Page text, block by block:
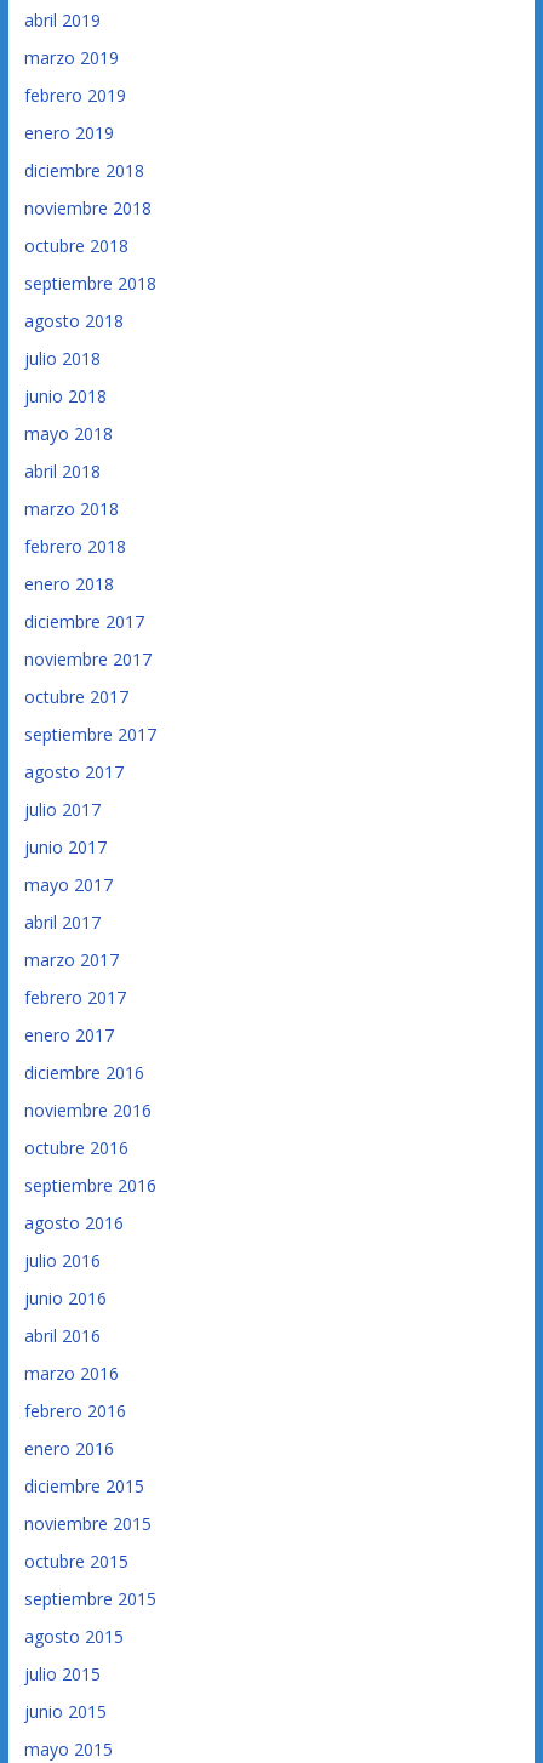
abril 2019
marzo 2019
febrero 2019
enero 2019
diciembre 2018
noviembre 2018
octubre 2018
septiembre 2018
agosto 2018
julio 2018
junio 2018
mayo 2018
abril 2018
marzo 2018
febrero 2018
enero 2018
diciembre 2017
noviembre 2017
octubre 2017
septiembre 2017
agosto 2017
julio 2017
junio 2017
mayo 2017
abril 2017
marzo 2017
febrero 2017
enero 2017
diciembre 2016
noviembre 2016
octubre 2016
septiembre 2016
agosto 2016
julio 2016
junio 2016
abril 2016
marzo 2016
febrero 2016
enero 2016
diciembre 2015
noviembre 2015
octubre 2015
septiembre 2015
agosto 2015
julio 2015
junio 2015
mayo 2015